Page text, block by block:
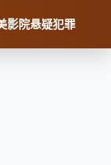
影院悬疑犯罪